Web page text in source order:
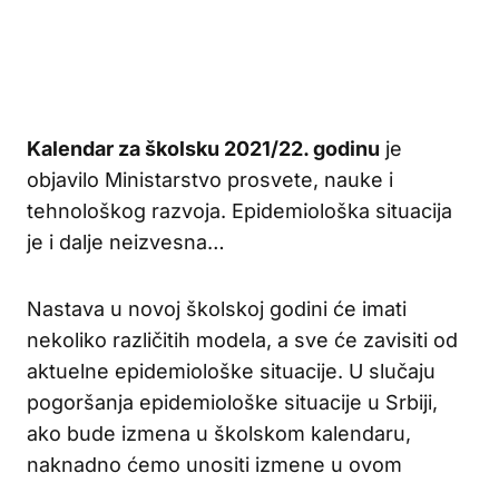
Kalendar za školsku 2021/22. godinu je
objavilo Ministarstvo prosvete, nauke i
tehnološkog razvoja. Epidemiološka situacija
je i dalje neizvesna…
Nastava u novoj školskoj godini će imati
nekoliko različitih modela, a sve će zavisiti od
aktuelne epidemiološke situacije. U slučaju
pogoršanja epidemiološke situacije u Srbiji,
ako bude izmena u školskom kalendaru,
naknadno ćemo unositi izmene u ovom